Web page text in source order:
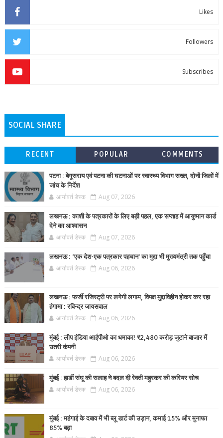
Likes
Followers
Subscribes
SOCIAL SHARE
RECENT POPULAR COMMENTS
पटना : बेगूसराय एवं पटना की घटनाओं पर स्वास्थ्य विभाग सख्त, दोनों जिलों में
जांच के निर्देश
आर्यावर्त डेस्क Aug 07, 2026
लखनऊ : काशी के पत्रकारों के लिए बड़ी पहल, एक सप्ताह में आयुष्मान कार्ड
देने का आश्वासन
आर्यावर्त डेस्क Aug 07, 2026
लखनऊ : ‘एक देश-एक पत्रकार पहचान’ का मुद्दा भी मुख्यमंत्री तक पहुँचा
आर्यावर्त डेस्क Aug 06, 2026
लखनऊ : फर्जी रजिस्ट्री पर लगेगी लगाम, विपक्ष मुद्दाविहीन होकर कर रहा
हंगामा : रविन्द्र जायसवाल
आर्यावर्त डेस्क Aug 06, 2026
मुंबई : लीप इंडिया आईपीओ का धमाका! ₹2,480 करोड़ जुटाने बाजार में
उतरी कंपनी
आर्यावर्त डेस्क Aug 06, 2026
मुंबई : हार्डी संधू की सलाह ने बदल दी रेवती महुरकर की करियर सोच
आर्यावर्त डेस्क Aug 06, 2026
मुंबई : महंगाई के दबाव में भी ब्लू डार्ट की उड़ान, कमाई 15% और मुनाफा
85% बढ़ा